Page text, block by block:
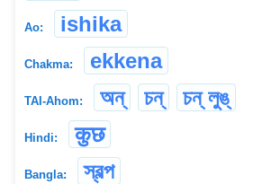
Ao: ishika
Chakma: ekkena
TAI-Ahom: অন্ চন্ চন্ লুঙ্
Hindi: कुछ
Bangla: স্বল্প